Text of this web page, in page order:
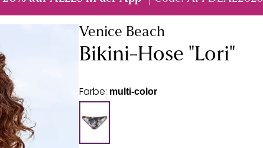
Venice Beach
Bikini-Hose "Lori"
Farbe: multi-color